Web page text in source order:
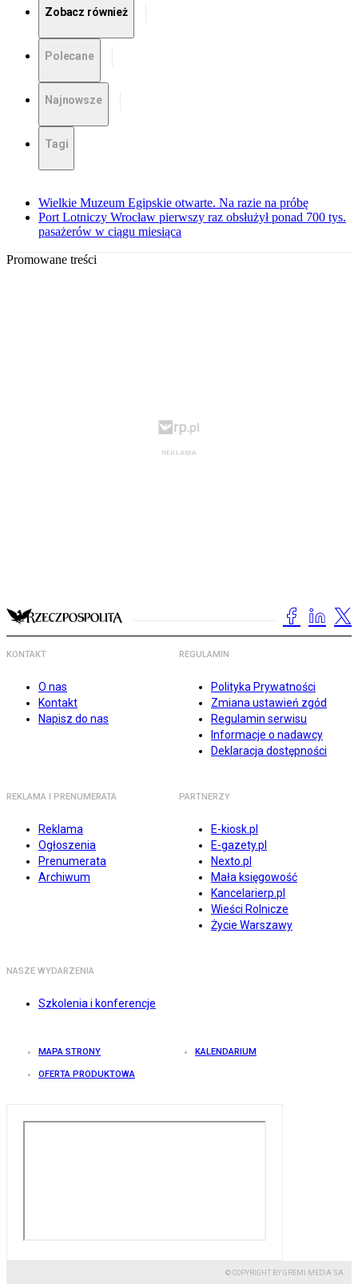
Zobacz również
Polecane
Najnowsze
Tagi
Wielkie Muzeum Egipskie otwarte. Na razie na próbę
Port Lotniczy Wrocław pierwszy raz obsłużył ponad 700 tys.
pasażerów w ciągu miesiąca
Promowane treści
KONTAKT
O nas
Kontakt
Napisz do nas
REGULAMIN
Polityka Prywatności
Zmiana ustawień zgód
Regulamin serwisu
Informacje o nadawcy
Deklaracja dostępności
REKLAMA I PRENUMERATA
Reklama
Ogłoszenia
Prenumerata
Archiwum
PARTNERZY
E-kiosk.pl
E-gazety.pl
Nexto.pl
Mała księgowość
Kancelarierp.pl
Wieści Rolnicze
Życie Warszawy
NASZE WYDARZENIA
Szkolenia i konferencje
MAPA STRONY KALENDARIUM
OFERTA PRODUKTOWA
© COPYRIGHT BY GREMI MEDIA SA